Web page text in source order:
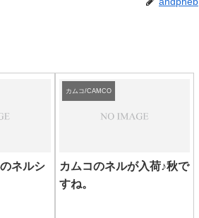
ネルシ
カムコ/CAMCO
カムコのネルが入荷♪秋で
すね。